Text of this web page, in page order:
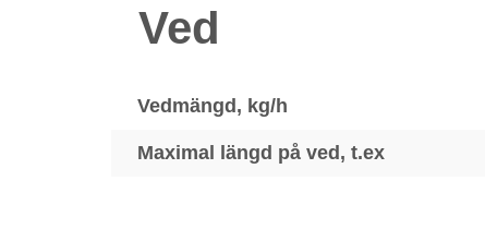
Ved
Vedmängd, kg/h
Maximal längd på ved, t.ex